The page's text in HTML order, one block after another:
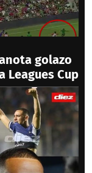
golazo
Leagues Cup